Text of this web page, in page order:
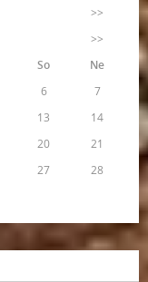
>>
>>
So
Ne
6
7
13
14
20
21
27
28